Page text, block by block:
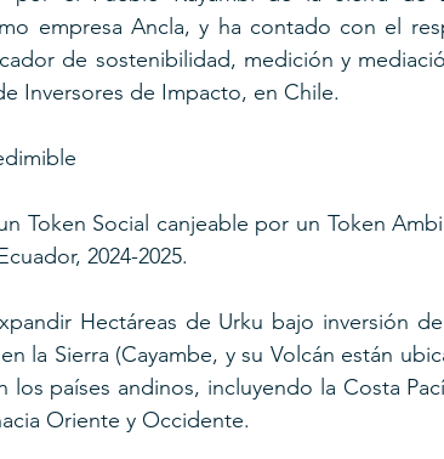
empresa Ancla, y ha contado con el
de sostenibilidad, medición y
Inversores de Impacto, en Chile.
Token Social canjeable por un Token
2024-2025.
Hectáreas de Urku bajo inversión
la Sierra (Cayambe, y su Volcán están
los países andinos, incluyendo la Costa
Oriente y Occidente.